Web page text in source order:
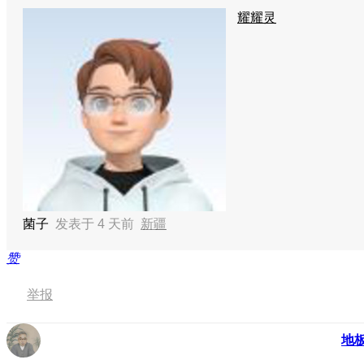
耀耀灵
菌子 发表于 4 天前 新疆
赞
举报
地